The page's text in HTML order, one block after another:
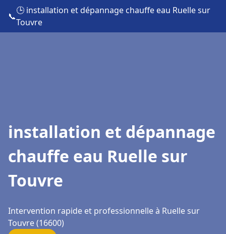
📞
🕒 installation et dépannage chauffe eau Ruelle sur
Touvre
installation et dépannage
chauffe eau Ruelle sur
Touvre
Intervention rapide et professionnelle à Ruelle sur
Touvre (16600)